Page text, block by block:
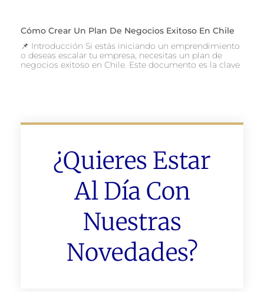
Cómo Crear Un Plan De Negocios Exitoso En Chile
📌 Introducción Si estás iniciando un emprendimiento
o deseas escalar tu empresa, necesitas un plan de
negocios exitoso en Chile. Este documento es la clave
¿Quieres Estar
Al Día Con
Nuestras
Novedades?